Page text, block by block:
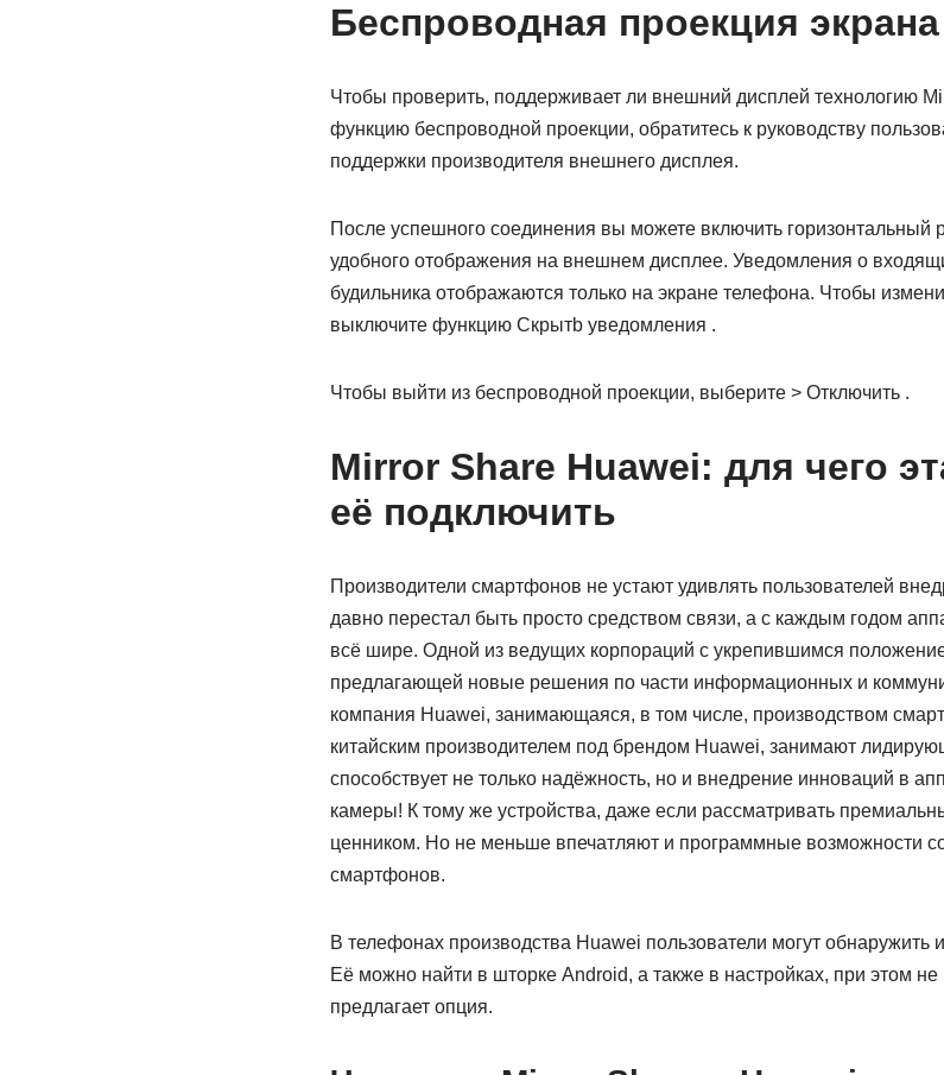
Беспроводная проекция
Чтобы проверить, поддерживает ли внешний дисплей технологию
функцию беспроводной проекции, обратитесь к руководству
поддержки производителя внешнего дисплея.
После успешного соединения вы можете включить
удобного отображения на внешнем дисплее. Уведомления о
будильника отображаются только на экране телефона. Чтобы
выключите функцию Скрытb уведомления .
Чтобы выйти из беспроводной проекции, выберите > Отключить .
Mirror Share Huawei: для чего
её подключить
Производители смартфонов не устают удивлять пользователей
давно перестал быть просто средством связи, а с каждым годом
всё шире. Одной из ведущих корпораций с укрепившимся
предлагающей новые решения по части информационных и
компания Huawei, занимающаяся, в том числе, производством
китайским производителем под брендом Huawei, занимают
способствует не только надёжность, но и внедрение инноваций в
камеры! К тому же устройства, даже если рассматривать
ценником. Но не меньше впечатляют и программные возможности
смартфонов.
В телефонах производства Huawei пользователи могут
Её можно найти в шторке Android, а также в настройках, при этом
предлагает опция.